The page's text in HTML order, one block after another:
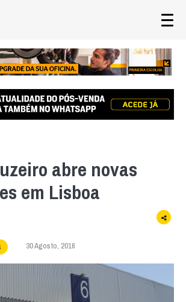
abre novas
em Lisboa
30 Agosto, 2016